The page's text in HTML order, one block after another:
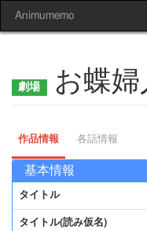
Animumemo
お蝶婦
作品情報 各話情報
基本情報
タイトル
タイトル(読み仮名)